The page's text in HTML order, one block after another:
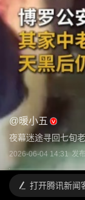
@暖小五
夜幕迷途寻回七旬
2026-06-04 14:31 发
打开腾讯新闻